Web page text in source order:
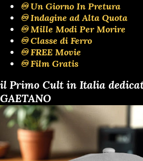
♾️ Un Giorno In Pretura
♾️ Indagine ad Alta Quota
♾️ Mille Modi Per Morire
♾️ Classe di Ferro
♾️ FREE Movie
♾️ Film Gratis
il Primo Cult in Italia
GAETANO